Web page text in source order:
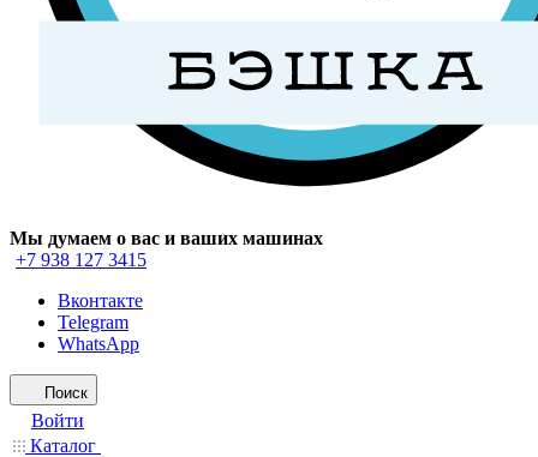
Мы думаем о вас и ваших машинах
+7 938 127 3415
Вконтакте
Telegram
WhatsApp
Поиск
Войти
Каталог